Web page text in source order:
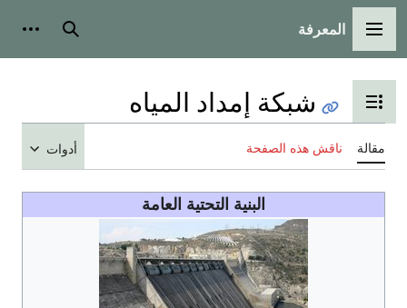
القائمة الرئيسية
المعرفة بحث
تبديل عرض جدول المحتويات
شبكة إمداد المياه
مقالة ناقش هذه الصفحة أدوات
البنية التحتية العامة